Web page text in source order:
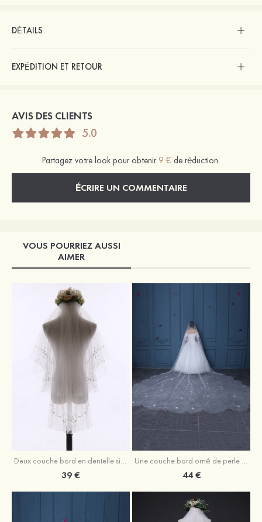
DÉTAILS
EXPÉDITION ET RETOUR
AVIS DES CLIENTS
5.0
Partagez votre look pour obtenir 9 € de réduction.
ÉCRIRE UN COMMENTAIRE
VOUS POURRIEZ AUSSI
AIMER
Deux couche bord en dentelle simple tulle voile de mariée valse
39 €
Une couche bord orné de perle tulle voiles de mariée cathédrale avec fleur
44 €